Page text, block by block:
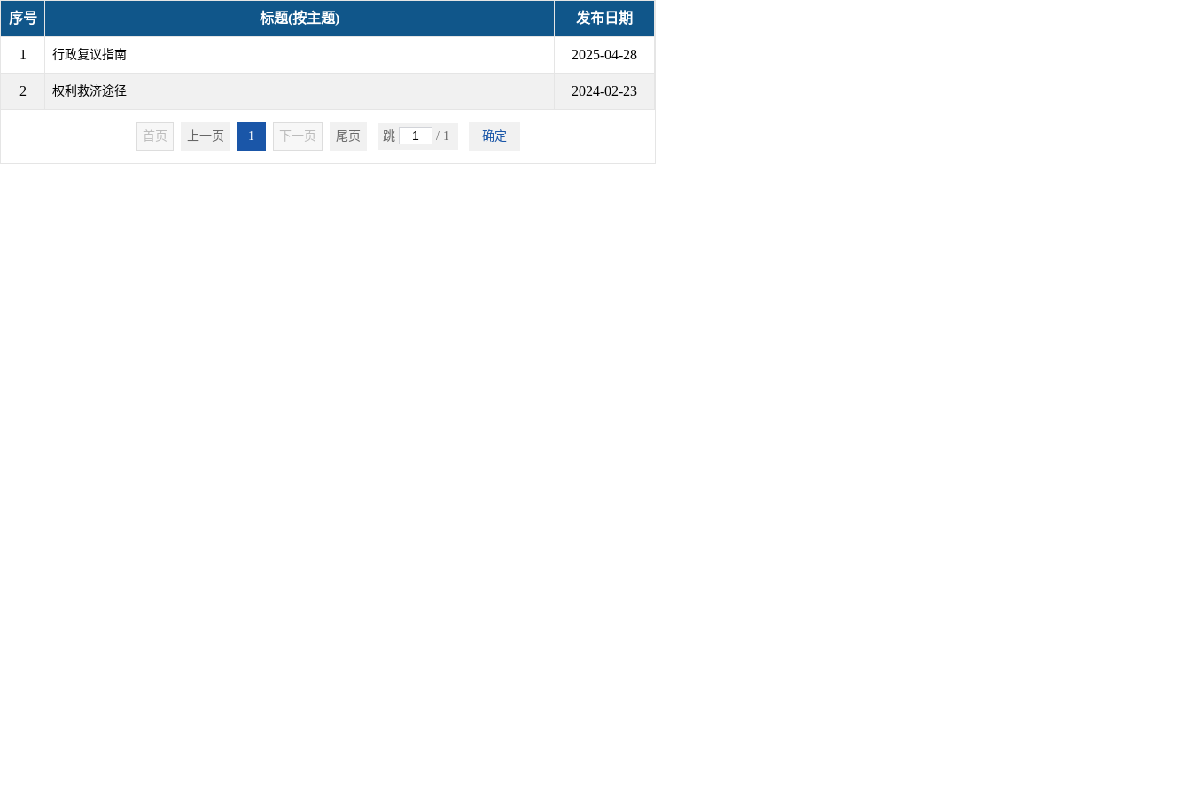
序号 标题(按主题) 发布日期
1 行政复议指南 2025-04-28
2 权利救济途径 2024-02-23
首页 上一页 1 下一页 尾页 跳 / 1 确定